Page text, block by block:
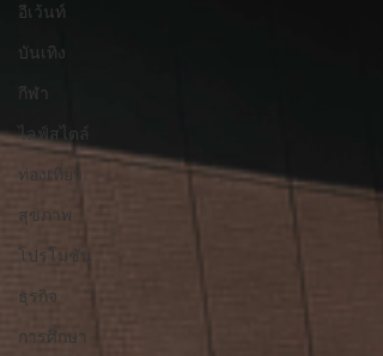
อีเว้นท์
บันเทิง
กีฬา
ไลฟ์สไตล์
ท่องเที่ยว
สุขภาพ
โปรโมชัน
ธุรกิจ
การศึกษา